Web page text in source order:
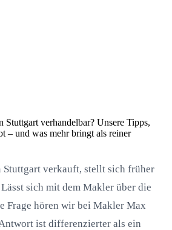
verhandelbar? Unsere Tipps,
– und was mehr bringt als reiner
verkauft, stellt sich früher
sich mit dem Makler über die
Frage hören wir bei Makler Max
ist differenzierter als ein